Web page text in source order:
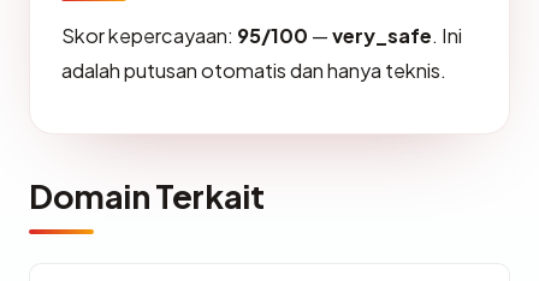
Skor kepercayaan: 95/100 —very_safe. Ini
adalah putusan otomatis dan hanya teknis.
Domain Terkait